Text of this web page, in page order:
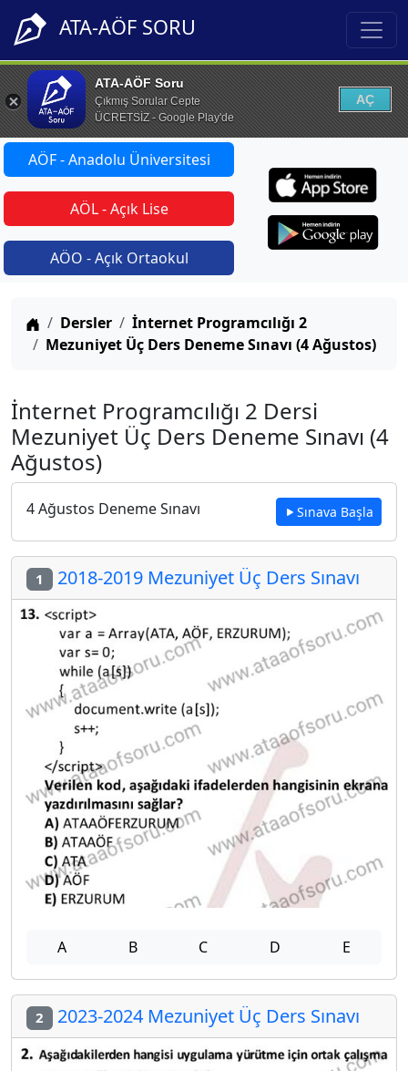
ATA-AÖF SORU
ATA-AÖF Soru
Çıkmış Sorular Cepte
ÜCRETSİZ - Google Play'de
AÇ
AÖF - Anadolu Üniversitesi
AÖL - Açık Lise
AÖO - Açık Ortaokul
Anasayfa
Dersler
İnternet Programcılığı 2
Mezuniyet Üç Ders Deneme Sınavı (4 Ağustos)
İnternet Programcılığı 2 Dersi
Mezuniyet Üç Ders Deneme Sınavı (4
Ağustos)
4 Ağustos Deneme Sınavı Sınava Başla
1 2018-2019 Mezuniyet Üç Ders Sınavı
A B C D E
2 2023-2024 Mezuniyet Üç Ders Sınavı